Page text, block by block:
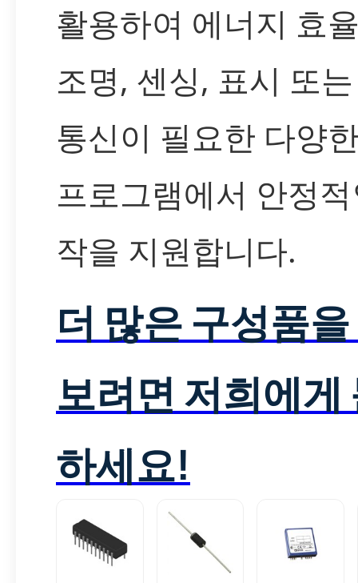
활용하여 에너지 효
조명, 센싱, 표시 또
통신이 필요한 다양
프로그램에서 안정
작을 지원합니다.
더 많은 구성품
보려면 저희에게
하세요!